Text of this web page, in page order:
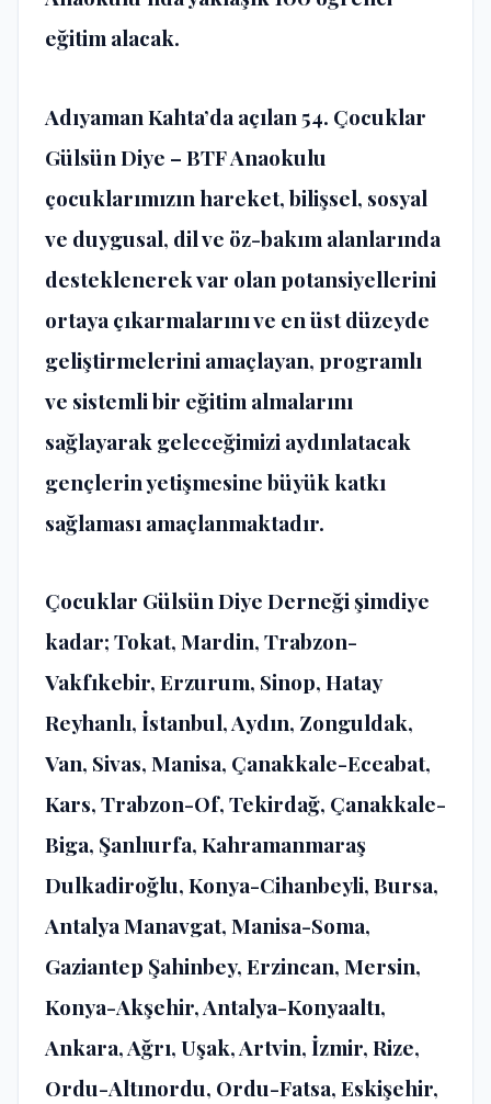
eğitim alacak.
Adıyaman Kahta’da açılan 54. Çocuklar
Gülsün Diye – BTF Anaokulu
çocuklarımızın hareket, bilişsel, sosyal
ve duygusal, dil ve öz-bakım alanlarında
desteklenerek var olan potansiyellerini
ortaya çıkarmalarını ve en üst düzeyde
geliştirmelerini amaçlayan, programlı
ve sistemli bir eğitim almalarını
sağlayarak geleceğimizi aydınlatacak
gençlerin yetişmesine büyük katkı
sağlaması amaçlanmaktadır.
Çocuklar Gülsün Diye Derneği şimdiye
kadar; Tokat, Mardin, Trabzon-
Vakfıkebir, Erzurum, Sinop, Hatay
Reyhanlı, İstanbul, Aydın, Zonguldak,
Van, Sivas, Manisa, Çanakkale-Eceabat,
Kars, Trabzon-Of, Tekirdağ, Çanakkale-
Biga, Şanlıurfa, Kahramanmaraş
Dulkadiroğlu, Konya-Cihanbeyli, Bursa,
Antalya Manavgat, Manisa-Soma,
Gaziantep Şahinbey, Erzincan, Mersin,
Konya-Akşehir, Antalya-Konyaaltı,
Ankara, Ağrı, Uşak, Artvin, İzmir, Rize,
Ordu-Altınordu, Ordu-Fatsa, Eskişehir,